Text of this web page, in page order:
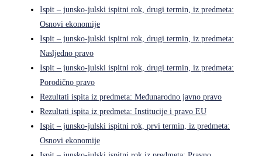
Ispit – junsko-julski ispitni rok, drugi termin, iz predmeta:
Osnovi ekonomije
Ispit – junsko-julski ispitni rok, drugi termin, iz predmeta:
Nasljedno pravo
Ispit – junsko-julski ispitni rok, drugi termin, iz predmeta:
Porodično pravo
Rezultati ispita iz predmeta: Međunarodno javno pravo
Rezultati ispita iz predmeta: Institucije i pravo EU
Ispit – junsko-julski ispitni rok, prvi termin, iz predmeta:
Osnovi ekonomije